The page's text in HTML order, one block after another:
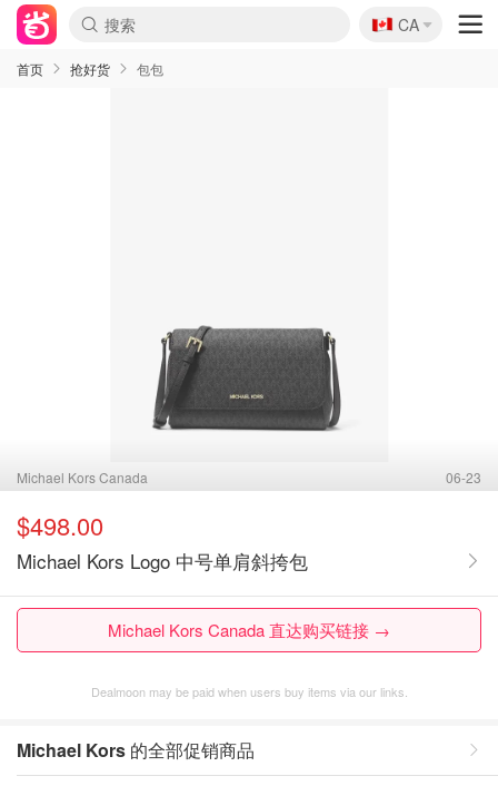
🇨🇦
CA
首页 抢好货 包包
Michael Kors Canada 06-23
$498.00
Michael Kors Logo 中号单肩斜挎包
Michael Kors Canada 直达购买链接 →
Dealmoon may be paid when users buy items via our links.
Michael Kors 的全部促销商品